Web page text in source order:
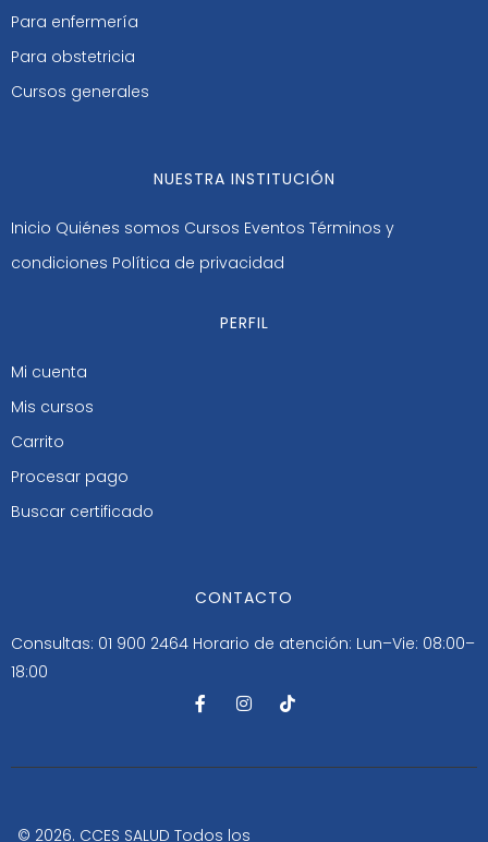
Para enfermería
Para obstetricia
Cursos generales
NUESTRA INSTITUCIÓN
Inicio Quiénes somos Cursos Eventos Términos y
condiciones Política de privacidad
PERFIL
Mi cuenta
Mis cursos
Carrito
Procesar pago
Buscar certificado
CONTACTO
Consultas: 01 900 2464 Horario de atención: Lun–Vie: 08:00–
18:00
F
a
b
-
I
n
a
m
T
i
o
© 2026. CCES SALUD Todos los